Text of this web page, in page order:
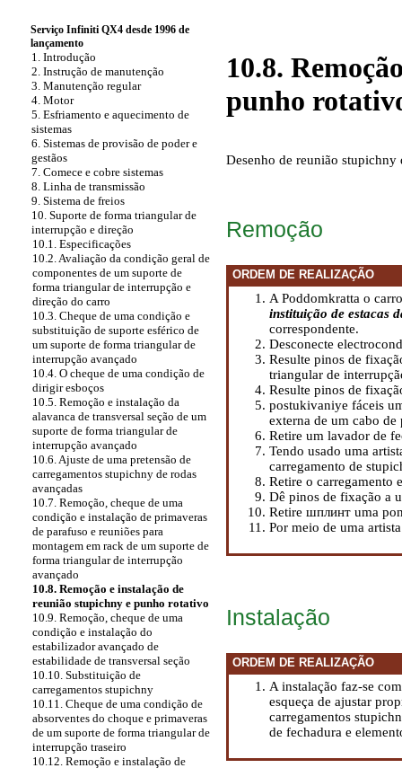
Serviço Infiniti QX4 desde 1996 de
lançamento
1. Introdução
2. Instrução de manutenção
3. Manutenção regular
4. Motor
5. Esfriamento e aquecimento de
sistemas
6. Sistemas de provisão de poder e
gestãos
7. Comece e cobre sistemas
8. Linha de transmissão
9. Sistema de freios
10. Suporte de forma triangular de
interrupção e direção
10.1. Especificações
10.2. Avaliação da condição geral de
componentes de um suporte de
forma triangular de interrupção e
direção do carro
10.3. Cheque de uma condição e
substituição de suporte esférico de
um suporte de forma triangular de
interrupção avançado
10.4. O cheque de uma condição de
dirigir esboços
10.5. Remoção e instalação da
alavanca de transversal seção de um
suporte de forma triangular de
interrupção avançado
10.6. Ajuste de uma pretensão de
carregamentos stupichny de rodas
avançadas
10.7. Remoção, cheque de uma
condição e instalação de primaveras
de parafuso e reuniões para
montagem em rack de um suporte de
forma triangular de interrupção
avançado
10.8. Remoção e instalação de
reunião stupichny e punho rotativo
10.9. Remoção, cheque de uma
condição e instalação do
estabilizador avançado de
estabilidade de transversal seção
10.10. Substituição de
carregamentos stupichny
10.11. Cheque de uma condição de
absorventes do choque e primaveras
de um suporte de forma triangular de
interrupção traseiro
10.12. Remoção e instalação de
10.8.
punho
Desenho de reunião stupichny
Remoção
ORDEM DE REALIZAÇÃO
A Poddomkratta o
instituição de estacas
correspondente.
Desconecte
Resulte pinos de
triangular de
Resulte pinos de
postukivaniye fáceis
externa de um cabo de
Retire um lavador de
Tendo usado uma
carregamento de
Retire o carregamento
Dê pinos de fixação a
Retire шплинт uma
Por meio de uma
Instalação
ORDEM DE REALIZAÇÃO
A instalação faz-se
esqueça de ajustar
carregamentos
de fechadura e